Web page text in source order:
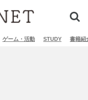
ゲーム・活動 STUDY 書籍紹